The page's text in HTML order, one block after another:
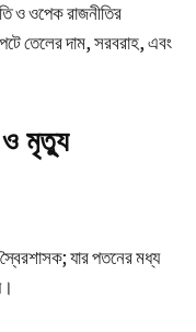
ও ওপেক রাজনীতির
তেলের দাম, সরবরাহ, এবং
মৃত্যু
যার পতনের মধ্য